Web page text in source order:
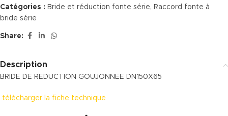
Catégories : Bride et réduction fonte série, Raccord fonte à
bride série
Share:
Description
BRIDE DE REDUCTION GOUJONNEE DN150X65
télécharger la fiche technique